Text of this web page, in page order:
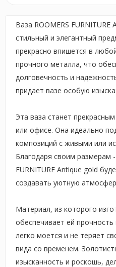
Ваза ROOMERS FURNITURE
стильный и элегантный
прекрасно впишется в
прочного металла, что
долговечность и
придает вазе особую
Эта ваза станет
или офисе. Она идеально
композиций с живыми или
Благодаря своим размерам
FURNITURE Antique gold
создавать уютную
Материал, из которого
обеспечивает ей
легко моется и не теряет
вида со временем.
изысканность и роскошь,